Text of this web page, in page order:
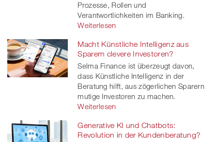
Prozesse, Rollen und
Verantwortlichkeiten im Banking.
Weiterlesen
Macht Künstliche Intelligenz aus
Sparern clevere Investoren?
Selma Finance ist überzeugt davon,
dass Künstliche Intelligenz in der
Beratung hilft, aus zögerlichen Sparern
mutige Investoren zu machen.
Weiterlesen
Generative KI und Chatbots:
Revolution in der Kundenberatung?